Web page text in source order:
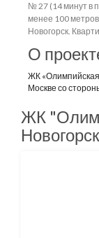
№ 27 (14 минут в
менее 100
Новогорск.
О
ЖК «Олимпийская
Москве со
ЖК